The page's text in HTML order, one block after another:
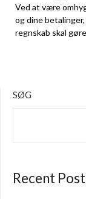
Ved at være
og dine
regnskab skal
SØG
Recent